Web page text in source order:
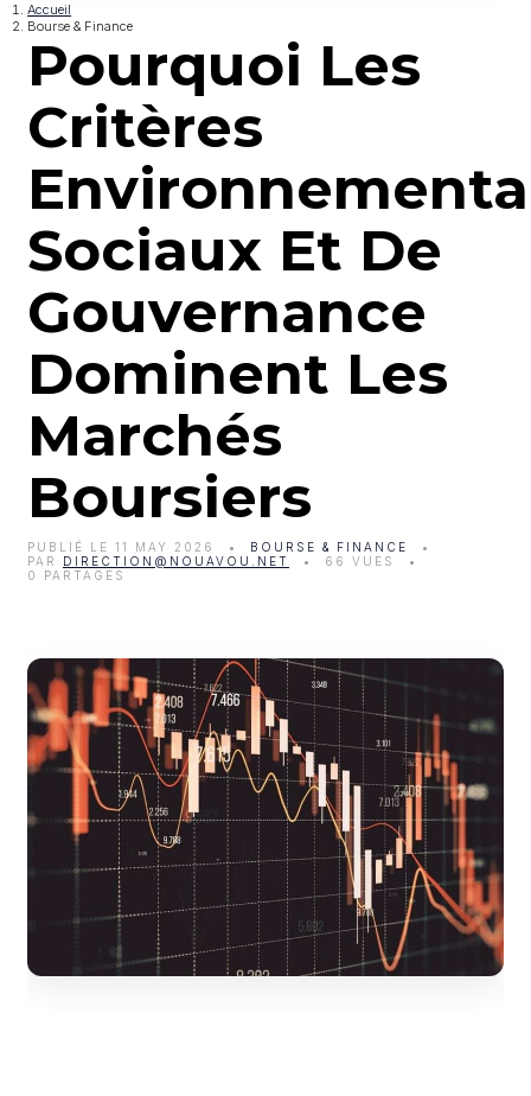
Accueil
Bourse & Finance
Pourquoi Les
Critères
Sociaux Et De
Gouvernance
Dominent Les
Marchés
Boursiers
PUBLIÉ LE 11 MAY 2026
BOURSE & FINANCE
PAR DIRECTION@NOUAVOU.NET
66 VUES
0 PARTAGES